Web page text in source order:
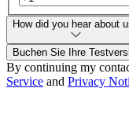
How did you hear about
Buchen Sie Ihre
By continuing my
Service and Privacy